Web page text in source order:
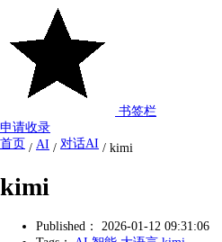
书签栏
申请收录
首页 / AI / 对话AI / kimi
kimi
Published：
2026-01-12 09:31:06